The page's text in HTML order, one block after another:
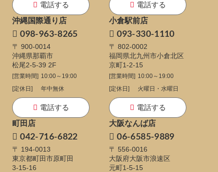
電話する
電話する
沖縄国際通り店
098-963-8265
〒 900-0014
沖縄県那覇市
松尾2-5-39 2F
[営業時間] 10:00～19:00
[定休日]
年中無休
電話する
小倉駅前店
093-330-1110
〒 802-0002
福岡県北九州市小倉北区
京町1-2-15
[営業時間] 10:00～19:00
[定休日]
火曜日・水曜日
電話する
町田店
042-716-6822
〒 194-0013
東京都町田市原町田
3-15-16
大阪なんば店
06-6585-9889
〒 556-0016
大阪府大阪市浪速区
元町1-5-15